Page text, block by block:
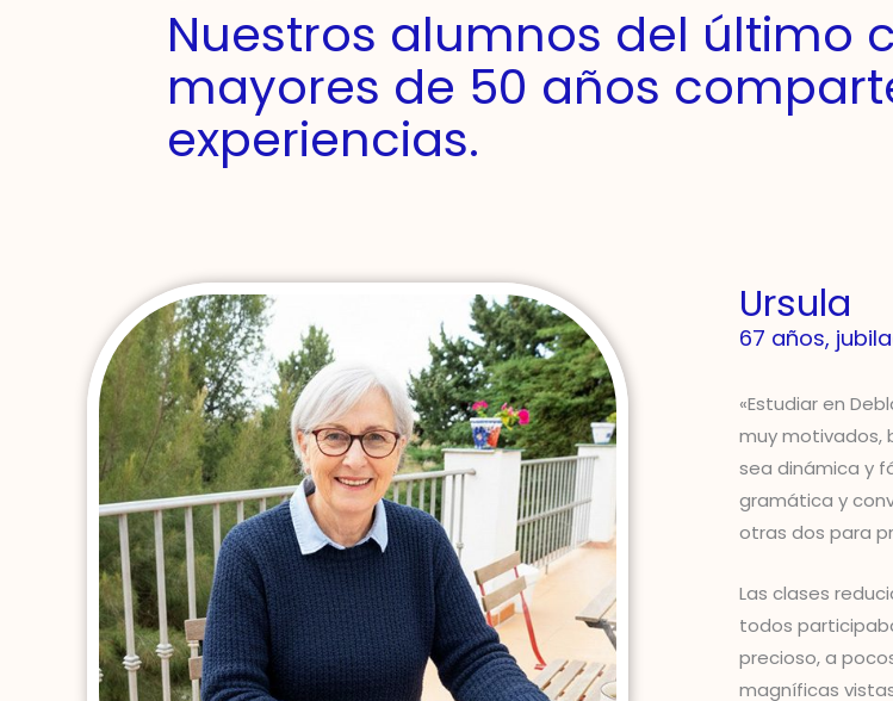
Nuestros alumnos del último
mayores de 50 años
experiencias.
Ursula
67 años,
«Estudiar en
muy motivados,
sea dinámica y
gramática y
otras dos para
Las clases
todos
precioso, a
magníficas